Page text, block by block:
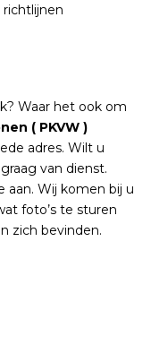
richtlijnen
Waar het ook om
( PKVW )
adres. Wilt u
van dienst.
aan. Wij komen bij u
foto’s te sturen
zich bevinden.